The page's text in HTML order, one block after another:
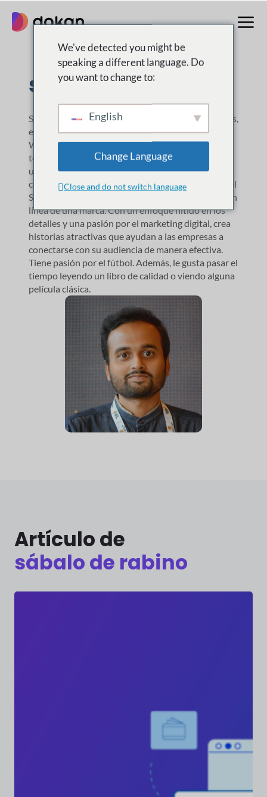
contenido
sábalo de rabino
Shad es un especialista en marketing de contenidos,
escritor y editor con experiencia en SaaS, SEO,
WordPress, comercio electrónico y otras
tecnologías. Marketsplash lo ha reconocido como
un experto en la industria del mercado. Shad crea
contenido y estrategias atractivos que aumentan el
SEO, impulsan el tráfico y fortalecen la presencia en
línea de una marca. Con un enfoque nítido en los
detalles y una pasión por el marketing digital, crea
historias atractivas que ayudan a las empresas a
conectarse con su audiencia de manera efectiva.
Tiene pasión por el fútbol. Además, le gusta pasar el
tiempo leyendo un libro de calidad o viendo alguna
película clásica.
Artículo de
sábalo de rabino
We've detected you might be
speaking a different language. Do
you want to change to:
English
Change Language
Close and do not switch language